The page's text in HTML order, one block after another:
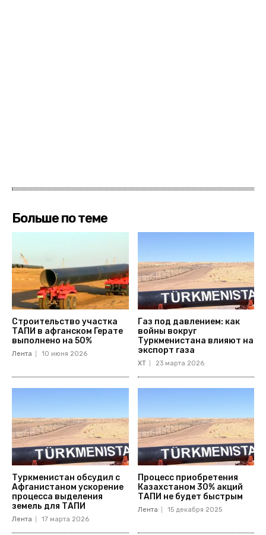
Больше по теме
Строительство участка
ТАПИ в афганском Герате
выполнено на 50%
Лента 10 июня 2026
Газ под давлением: как
войны вокруг
Туркменистана влияют на
экспорт газа
ХТ 23 марта 2026
Туркменистан обсудил с
Афганистаном ускорение
процесса выделения
земель для ТАПИ
Лента 17 марта 2026
Процесс приобретения
Казахстаном 30% акций
ТАПИ не будет быстрым
Лента 15 декабря 2025